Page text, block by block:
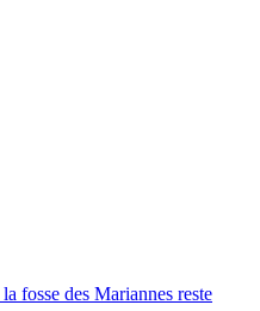
fosse des Mariannes reste